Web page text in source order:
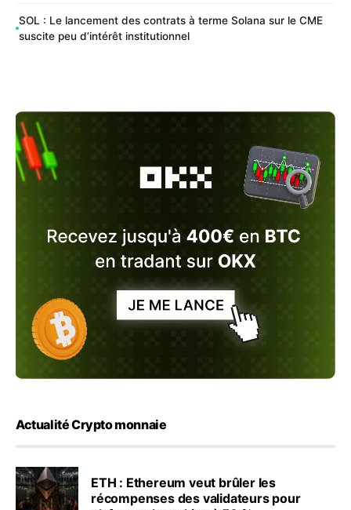
SOL : Le lancement des contrats à terme Solana sur le CME
suscite peu d’intérêt institutionnel
Actualité Crypto monnaie
ETH : Ethereum veut brûler les
récompenses des validateurs pour